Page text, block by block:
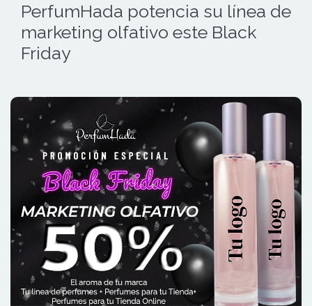
PerfumHada potencia su línea de
marketing olfativo este Black
Friday